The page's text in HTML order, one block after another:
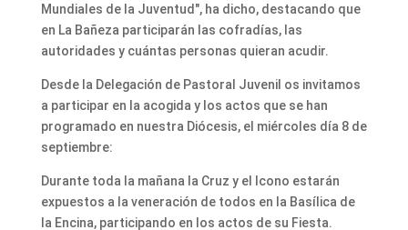
Mundiales de la Juventud", ha dicho, destacando que
en La Bañeza participarán las cofradías, las
autoridades y cuántas personas quieran acudir.
Desde la Delegación de Pastoral Juvenil os invitamos
a participar en la acogida y los actos que se han
programado en nuestra Diócesis, el miércoles día 8 de
septiembre:
Durante toda la mañana la Cruz y el Icono estarán
expuestos a la veneración de todos en la Basílica de
la Encina, participando en los actos de su Fiesta.